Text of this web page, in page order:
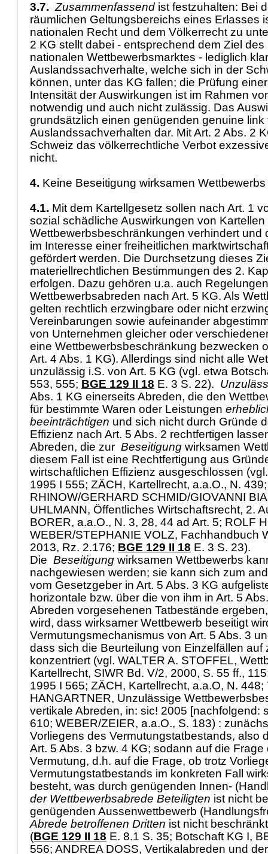
3.7. Zusammenfassend ist festzuhalten: Bei
räumlichen Geltungsbereichs eines Erlasses
nationalen Recht und dem Völkerrecht zu
2 KG stellt dabei - entsprechend dem Ziel
nationalen Wettbewerbsmarktes - lediglich
Auslandssachverhalte, welche sich in der
können, unter das KG fallen; die Prüfung
Intensität der Auswirkungen ist im Rahmen
notwendig und auch nicht zulässig. Das
grundsätzlich einen genügenden genuine
Auslandssachverhalten dar. MitArt. 2 Abs. 2
Schweiz das völkerrechtliche Verbot
nicht.
4. Keine Beseitigung wirksamen
4.1. Mit dem Kartellgesetz sollen nach Art. 1
sozial schädliche Auswirkungen von
Wettbewerbsbeschränkungen verhindert und
im Interesse einer freiheitlichen
gefördert werden. Die Durchsetzung dieses
materiellrechtlichen Bestimmungen des 2.
erfolgen. Dazu gehören u.a. auch
Wettbewerbsabreden nach Art. 5 KG. Als
gelten rechtlich erzwingbare oder nicht
Vereinbarungen sowie aufeinander
von Unternehmen gleicher oder
eine Wettbewerbsbeschränkung bezwecken
Art. 4 Abs. 1 KG). Allerdings sind nicht alle
unzulässig i.S. von Art. 5 KG (vgl. etwa
553, 555; BGE 129 II 18 E. 3 S. 22).
Abs. 1 KG einerseits Abreden, die den
für bestimmte Waren oder Leistungen
beeinträchtigen und sich nicht durch Gründe
Effizienz nach Art. 5 Abs. 2 rechtfertigen
Abreden, die zur Beseitigung wirksamen
diesem Fall ist eine Rechtfertigung aus
wirtschaftlichen Effizienz ausgeschlossen
1995 I 555; ZÄCH, Kartellrecht, a.a.O., N.
RHINOW/GERHARD SCHMID/GIOVANNI
UHLMANN, Öffentliches Wirtschaftsrecht, 2.
BORER, a.a.O., N. 3, 28, 44 ad Art. 5; ROLF
WEBER/STEPHANIE VOLZ, Fachhandbuch
2013, Rz. 2.176; BGE 129 II 18 E. 3 S. 23).
Die Beseitigung wirksamen Wettbewerbs
nachgewiesen werden; sie kann sich zum
vom Gesetzgeber in Art. 5 Abs. 3 KG
horizontale bzw. über die von ihm in Art. 5
Abreden vorgesehenen Tatbestände
wird, dass wirksamer Wettbewerb beseitigt
Vermutungsmechanismus von Art. 5 Abs. 3
dass sich die Beurteilung von Einzelfällen auf
konzentriert (vgl. WALTER A. STOFFEL,
Kartellrecht, SIWR Bd. V/2, 2000, S. 55 ff.,
1995 I 565; ZÄCH, Kartellrecht, a.a.O, N. 448;
HANGARTNER, Unzulässige
vertikale Abreden, in: sic! 2005 [nachfolgend:
610; WEBER/ZEIER, a.a.O., S. 183) :
Vorliegens des Vermutungstatbestands, also
Art. 5 Abs. 3 bzw. 4 KG; sodann auf die
Vermutung, d.h. auf die Frage, ob trotz
Vermutungstatbestands im konkreten Fall
besteht, was durch genügenden Innen-
der Wettbewerbsabrede Beteiligten ist nicht
genügenden Aussenwettbewerb
Abrede betroffenen Dritten ist nicht
(BGE 129 II 18 E. 8.1 S. 35; Botschaft KG I,
556; ANDREA DOSS, Vertikalabreden und